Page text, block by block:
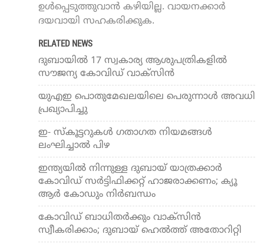
ഉൾപ്പെടുത്തുവാൻ കഴിയില്ല. വായനക്കാർ
ദയവായി സഹകരിക്കുക.
RELATED NEWS
ദുബായില്‍ 17 സ്വകാര്യ ആശുപത്രികളില്‍
സൗജന്യ കോവിഡ് വാക്‌സിന്‍
യുഎഇ പൊതുമേഖലയിലെ പെരുന്നാള്‍ അവധി
പ്രഖ്യാപിച്ചു
ഇ- സ്‌കൂട്ടറുകള്‍ ഗതാഗത നിയമങ്ങള്‍
ലംഘിച്ചാല്‍ പിഴ
ഇന്ത്യയില്‍ നിന്നുള്ള ദുബായ് യാത്രക്കാര്‍
കോവിഡ് സര്‍ട്ടിഫിക്കറ്റ് ഹാജരാക്കണം; ക്യൂ
ആര്‍ കോഡും നിര്‍ബന്ധം
കോവിഡ് ബാധിതര്‍ക്കും വാക്‌സിന്‍
സ്വീകരിക്കാം; ദുബായ് ഹെല്‍ത്ത് അതോറിറ്റി